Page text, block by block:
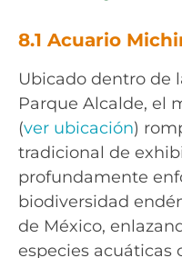
8.1 Acuario
Ubicado dentro de
Parque Alcalde, el
(ver ubicación)
tradicional de
profundamente
biodiversidad
de México,
especies acuáticas